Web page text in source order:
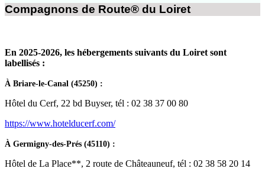
Compagnons de Route® du Loiret
En 2025-2026, les hébergements suivants du Loiret sont
labellisés :
À Briare-le-Canal (45250) :
Hôtel du Cerf, 22 bd Buyser, tél : 02 38 37 00 80
https://www.hotelducerf.com/
À Germigny-des-Prés (45110) :
Hôtel de La Place**, 2 route de Châteauneuf, tél : 02 38 58 20 14